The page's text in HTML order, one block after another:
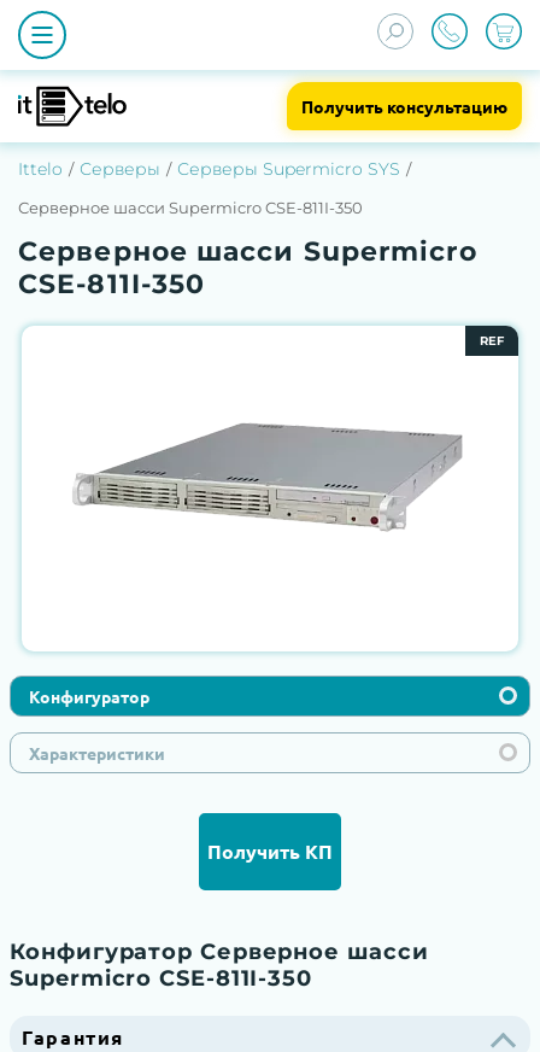
Получить консультацию
Ittelo Серверы Серверы Supermicro SYS
Серверное шасси Supermicro CSE-811I-350
Серверное шасси Supermicro
CSE-811I-350
REF
Конфигуратор
Характеристики
Получить КП
Конфигуратор Серверное шасси
Supermicro CSE-811I-350
Гарантия